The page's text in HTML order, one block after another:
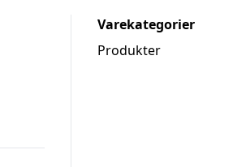
Varekategorier
Produkter